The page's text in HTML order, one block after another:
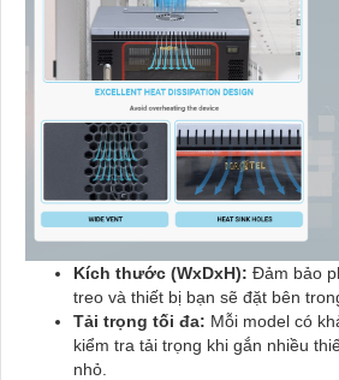
Kích thước (WxDxH): Đảm bảo
treo và thiết bị bạn sẽ đặt bên
Tải trọng tối đa: Mỗi model có
kiểm tra tải trọng khi gắn nhiều
nhỏ.